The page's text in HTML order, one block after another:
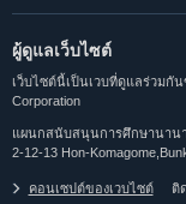
ผู้ดูแลเว็บไซต์
เว็บไซต์นี้เป็นเวบที่ดูแลร่วมกัน
Corporation
แผนกสนับสนุนการศึกษานานา
2-12-13 Hon-
คอนเซปต์ของเวบไซต์ ติ